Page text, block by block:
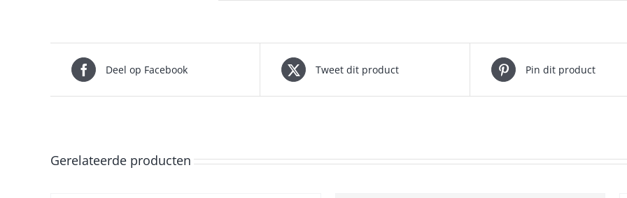
Deel op Facebook Tweet dit product Pin dit product
Gerelateerde producten